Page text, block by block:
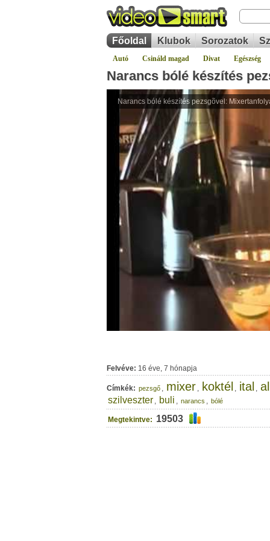
Főoldal Klubok Sorozatok
Autó Csináld magad Divat Egészség
Narancs bólé készítés
Felvéve: 16 éve, 7 hónapja
Címkék: pezsgő , mixer , koktél , ital ,
szilveszter , buli , narancs , bólé
Megtekintve: 19503